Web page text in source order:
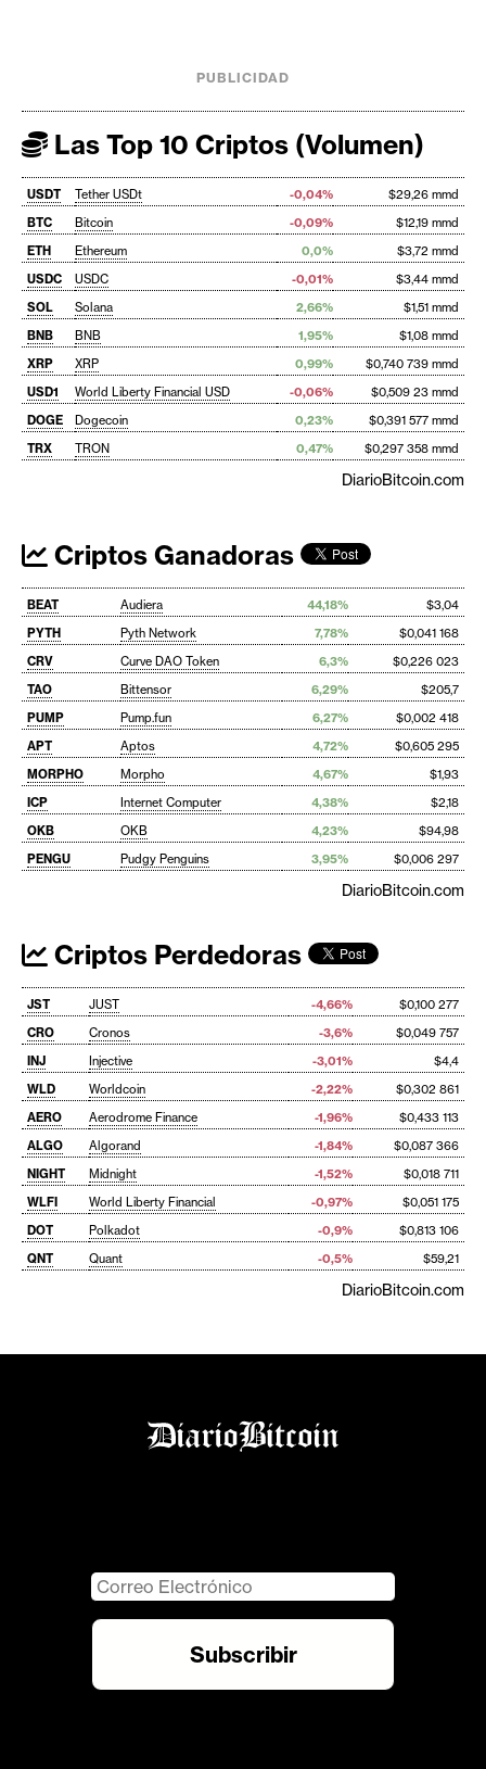
PUBLICIDAD
Las Top 10 Criptos (Volumen)
USDT Tether USDt -0,04%
$29,26 mmd
BTC
Bitcoin -0,09%
$12,19 mmd
ETH
Ethereum 0,0%
$3,72 mmd
USDC
USDC -0,01%
$3,44 mmd
SOL
Solana 2,66%
$1,51 mmd
BNB
BNB 1,95%
$1,08 mmd
XRP
XRP 0,99%
$0,740 739 mmd
USD1
World Liberty Financial USD -0,06%
$0,509 23 mmd
DOGE
Dogecoin 0,23%
$0,391 577 mmd
TRX
TRON 0,47% $0,297 358 mmd
DiarioBitcoin.com
Criptos Ganadoras
BEAT Audiera 44,18%
$3,04
PYTH
Pyth Network 7,78%
$0,041 168
CRV
Curve DAO Token 6,3%
$0,226 023
TAO
Bittensor 6,29%
$205,7
PUMP
Pump.fun 6,27%
$0,002 418
APT
Aptos 4,72%
$0,605 295
MORPHO
Morpho 4,67%
$1,93
ICP
Internet Computer 4,38%
$2,18
OKB
OKB 4,23%
$94,98
PENGU
Pudgy Penguins 3,95% $0,006 297
DiarioBitcoin.com
Criptos Perdedoras
JST JUST -4,66%
$0,100 277
CRO
Cronos -3,6%
$0,049 757
INJ
Injective -3,01%
$4,4
WLD
Worldcoin -2,22%
$0,302 861
AERO
Aerodrome Finance -1,96%
$0,433 113
ALGO
Algorand -1,84%
$0,087 366
NIGHT
Midnight -1,52%
$0,018 711
WLFI
World Liberty Financial -0,97%
$0,051 175
DOT
Polkadot -0,9%
$0,813 106
QNT
Quant -0,5% $59,21
DiarioBitcoin.com